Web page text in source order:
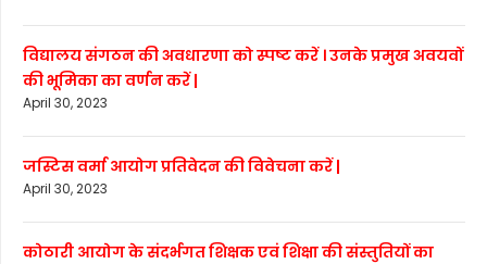
विद्यालय संगठन की अवधारणा को स्पष्ट करें । उनके प्रमुख अवयवों
की भूमिका का वर्णन करें |
April 30, 2023
जस्टिस वर्मा आयोग प्रतिवेदन की विवेचना करें |
April 30, 2023
कोठारी आयोग के संदर्भगत शिक्षक एवं शिक्षा की संस्तुतियों का